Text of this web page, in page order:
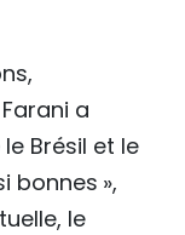
a
Brésil et le
bonnes »,
le